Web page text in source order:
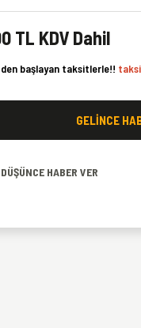
TL KDV Dahil
başlayan taksitlerle!!
GELİNCE
HABER VER